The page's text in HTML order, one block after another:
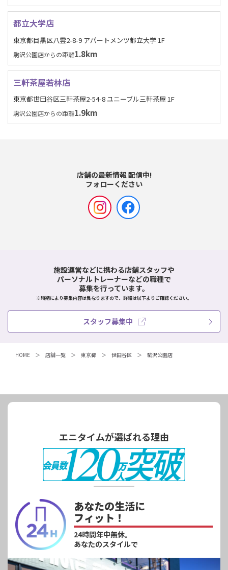
都立大学店
東京都目黒区八雲2-8-9 アパートメンツ都立大学 1F
駒沢公園店からの距離1.8km
三軒茶屋若林店
東京都世田谷区三軒茶屋2-54-8 ユニーブル三軒茶屋 1F
駒沢公園店からの距離1.9km
店舗の最新情報 配信中!
フォローください
施設運営などに携わる店舗スタッフや
パーソナルトレーナーなどの職種で
募集を行っています。
※時期により募集内容は異なりますので、詳細は以下よりご確認ください。
スタッフ募集中
HOME 店舗一覧 東京都 世田谷区 駒沢公園店
エニタイムが選ばれる理由
あなたの生活に
フィット！
24時間年中無休。
あなたのスタイルで